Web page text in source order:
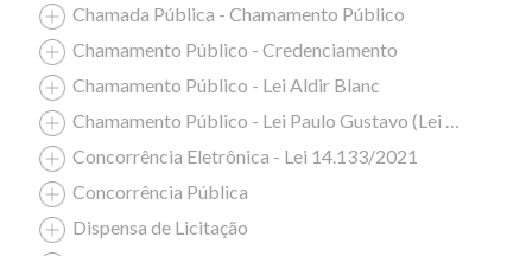
Chamada Pública - Chamamento Público
Chamamento Público - Credenciamento
Chamamento Público - Lei Aldir Blanc
Chamamento Público - Lei Paulo Gustavo (Lei Complementar nº 195/2022)
Concorrência Eletrônica - Lei 14.133/2021
Concorrência Pública
Dispensa de Licitação